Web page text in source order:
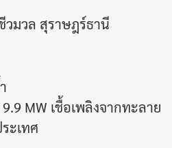
มวล สุราษฎร์ธานี
MW เชื้อเพลิงจากทะลาย
ะเทศ